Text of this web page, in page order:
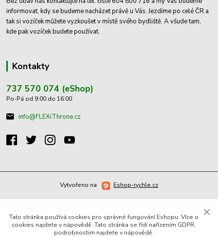
informovat, kdy se budeme nacházet právě u Vás. Jezdíme po celé ČR a
tak si vozíček můžete vyzkoušet v místě svého bydliště. A všude tam,
kde pak vozíček budete používat.
Kontakty
737 570 074 (eShop)
Po-Pá od 9:00 do 16:00
info@FLEXiThrone.cz
Vytvořeno na Eshop-rychle.cz
Tato stránka používá cookies pro správné fungování Eshopu. Více o
cookies najdete v nápovědě. Tato stránka se řídí nařízením GDPR,
podrobnostim najdete v nápovědě.